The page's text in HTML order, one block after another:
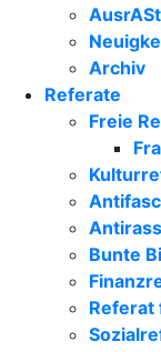
Archiv
Referate
Freie
Bunte
Referat